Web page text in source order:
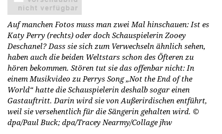
Auf manchen Fotos muss man zwei Mal hinschauen: Ist es
Katy Perry (rechts) oder doch Schauspielerin Zooey
Deschanel? Dass sie sich zum Verwechseln ähnlich sehen,
haben auch die beiden Weltstars schon des Öfteren zu
hören bekommen. Stören tut sie das offenbar nicht: In
einem Musikvideo zu Perrys Song „Not the End of the
World“ hatte die Schauspielerin deshalb sogar einen
Gastauftritt. Darin wird sie von Außerirdischen entführt,
weil sie versehentlich für die Sängerin gehalten wird. ©
dpa/Paul Buck; dpa/Tracey Nearmy/Collage jhw